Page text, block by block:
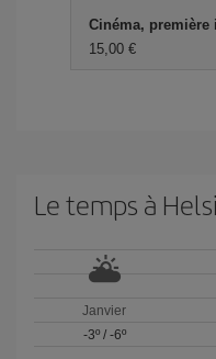
Cinéma, première
15,00 €
Le temps à
Janvier
-3º/ -6º